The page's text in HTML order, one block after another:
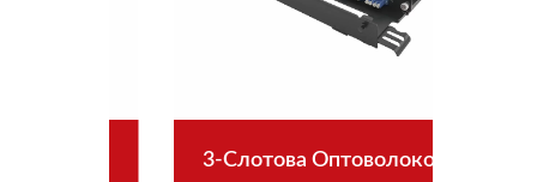
3-Слотова Оптоволоконна